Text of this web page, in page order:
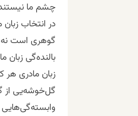
چشم ما
در انتخاب
گوهری است
بالنده‌گی زبان
زبان مادری
گل‌خوشه‌یی از
وابسته‌گی‌هایی